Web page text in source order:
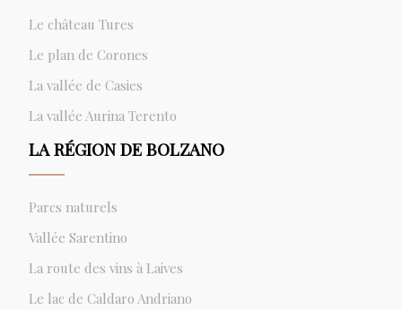
Le château Tures
Le plan de Corones
La vallée de Casies
La vallée Aurina Terento
LA RÉGION DE BOLZANO
Parcs naturels
Vallée Sarentino
La route des vins à Laives
Le lac de Caldaro Andriano